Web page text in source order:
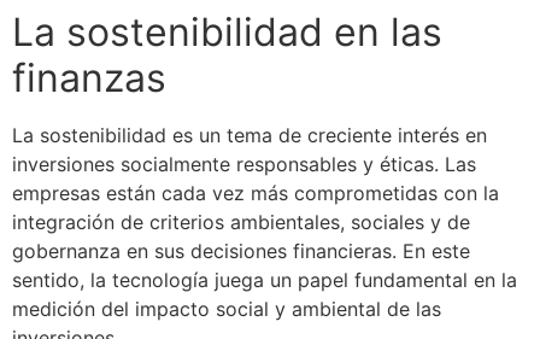
La sostenibilidad en las
finanzas
La sostenibilidad es un tema de creciente interés en
inversiones socialmente responsables y éticas. Las
empresas están cada vez más comprometidas con la
integración de criterios ambientales, sociales y de
gobernanza en sus decisiones financieras. En este
sentido, la tecnología juega un papel fundamental en la
medición del impacto social y ambiental de las